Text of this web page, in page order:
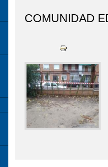
COMUNIDAD